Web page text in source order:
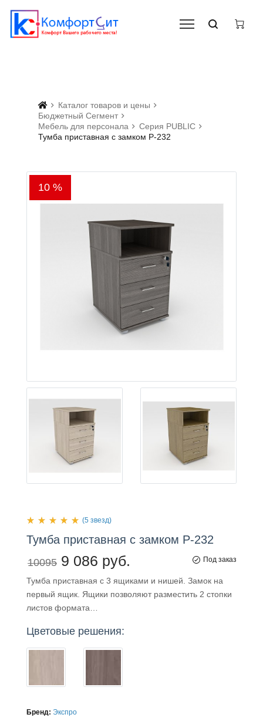
Каталог товаров и цены
Бюджетный Сегмент
Мебель для персонала
Серия PUBLIC
Тумба приставная с замком Р-232
10 %
(5 звезд)
Тумба приставная с замком Р-232
10095 9 086 руб. Под заказ
Тумба приставная с 3 ящиками и нишей. Замок на
первый ящик. Ящики позволяют разместить 2 стопки
листов формата…
Цветовые решения:
Бренд: Экспро